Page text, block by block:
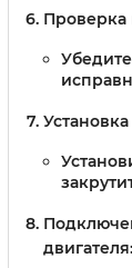
Проверка
двигателя: